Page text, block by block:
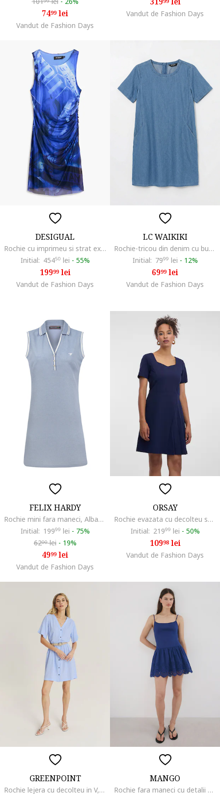
7499lei
Vandut de Fashion Days
Vandut de Fashion Days
DESIGUAL
Rochie cu imprimeu si strat exterior din plasa, Alb/Albastru
Initial: 45450 lei - 55%
19999lei
Vandut de Fashion Days
LC WAIKIKI
Rochie-tricou din denim cu buzunare laterale, Albastru prafuit
Initial: 7999 lei - 12%
6999lei
Vandut de Fashion Days
FELIX HARDY
Rochie mini fara maneci, Albastru prafuit
Initial: 19999 lei - 75%
6200lei - 19%
4999lei
Vandut de Fashion Days
ORSAY
Rochie evazata cu decolteu sweetheart, Bleumarin
Initial: 21999 lei - 50%
10998lei
Vandut de Fashion Days
GREENPOINT
Rochie lejera cu decolteu in V, Alb/Albastru azur
MANGO
Rochie fara maneci cu detalii perforate, Bleumarin